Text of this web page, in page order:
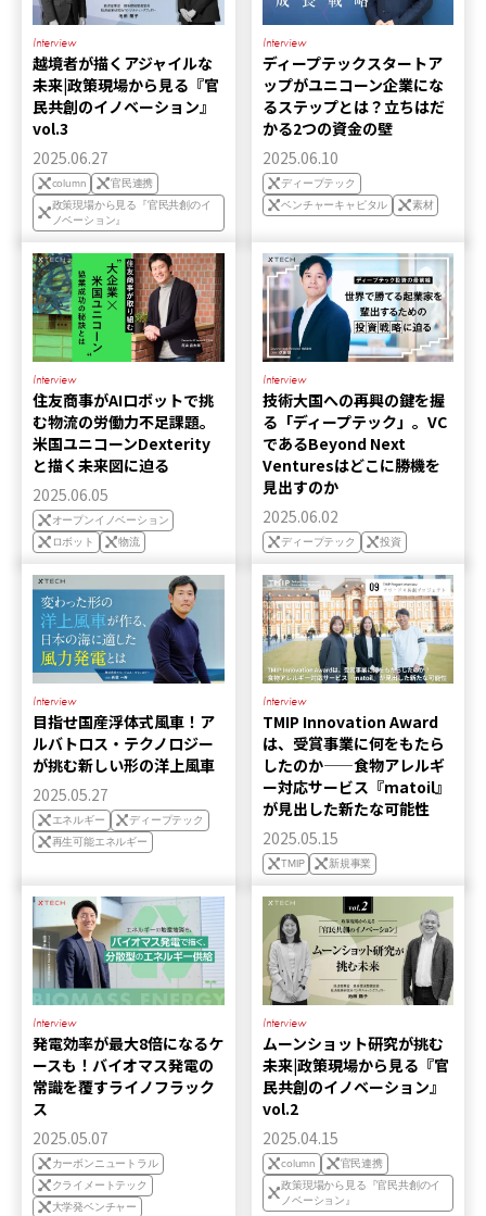
Interview
越境者が描くアジャイルな
未来|政策現場から見る『官
民共創のイノベーション』
vol.3
2025.06.27
column
官民連携
政策現場から見る『官民共創のイ
ノベーション』
Interview
ディープテックスタートア
ップがユニコーン企業にな
るステップとは？立ちはだ
かる2つの資金の壁
2025.06.10
ディープテック
ベンチャーキャピタル
素材
Interview
住友商事がAIロボットで挑
む物流の労働力不足課題。
米国ユニコーンDexterity
と描く未来図に迫る
2025.06.05
オープンイノベーション
ロボット
物流
Interview
技術大国への再興の鍵を握
る「ディープテック」。VC
であるBeyond Next
Venturesはどこに勝機を
見出すのか
2025.06.02
ディープテック 投資
Interview
目指せ国産浮体式風車！ア
ルバトロス・テクノロジー
が挑む新しい形の洋上風車
2025.05.27
エネルギー
ディープテック
再生可能エネルギー
Interview
TMIP Innovation Award
は、受賞事業に何をもたら
したのか——食物アレルギ
ー対応サービス『matoil』
が見出した新たな可能性
2025.05.15
TMIP 新規事業
Interview
発電効率が最大8倍になるケ
ースも！バイオマス発電の
常識を覆すライノフラック
ス
2025.05.07
カーボンニュートラル
クライメートテック
大学発ベンチャー
Interview
ムーンショット研究が挑む
未来|政策現場から見る『官
民共創のイノベーション』
vol.2
2025.04.15
column
官民連携
政策現場から見る『官民共創のイ
ノベーション』